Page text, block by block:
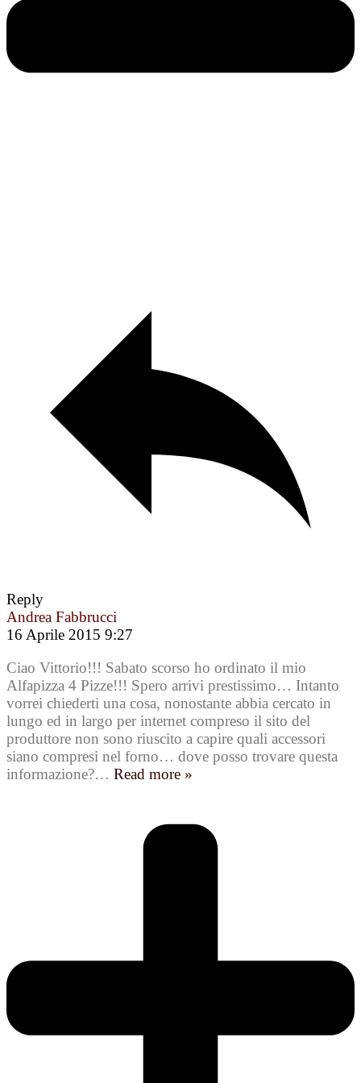
Reply
Andrea Fabbrucci
16 Aprile 2015 9:27
Ciao Vittorio!!! Sabato scorso ho ordinato il mio
Alfapizza 4 Pizze!!! Spero arrivi prestissimo… Intanto
vorrei chiederti una cosa, nonostante abbia cercato in
lungo ed in largo per internet compreso il sito del
produttore non sono riuscito a capire quali accessori
siano compresi nel forno… dove posso trovare questa
informazione?… Read more »